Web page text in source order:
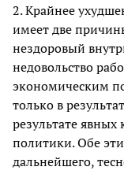
2. Крайнее
имеет две
нездоровый
недовольство
экономическим
только в
результате
политики. Обе
дальнейшего,